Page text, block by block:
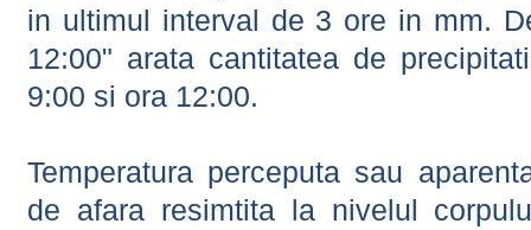
in ultimul interval de 3 ore in mm.
12:00" arata cantitatea de
9:00 si ora 12:00.
Temperatura perceputa sau
de afara resimtita la nivelul